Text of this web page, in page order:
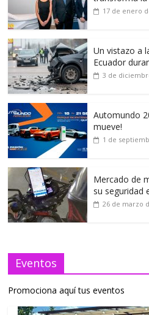
17 de enero
Un vistazo a
Ecuador
3 de
Automundo
mueve!
1 de
Mercado de
su seguridad
26 de marzo
Eventos
Promociona aquí tus eventos